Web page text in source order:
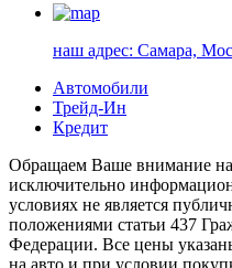
наш адрес: Самара,
Автомобили
Трейд-Ин
Кредит
Обращаем Ваше внимание
исключительно
условиях не является
положениями статьи 437
Федерации. Все цены